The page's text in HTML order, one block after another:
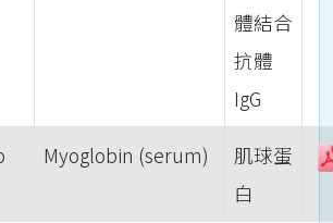
體結合
抗體
IgG
Myoglobin (serum)
肌球蛋
白